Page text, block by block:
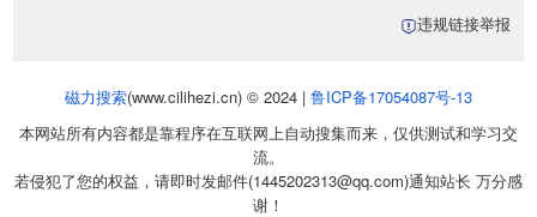
违规链接举报
磁力搜索(www.cilihezi.cn) © 2024 | 鲁ICP备17054087号-13
本网站所有内容都是靠程序在互联网上自动搜集而来，仅供测试和学习交
流。
若侵犯了您的权益，请即时发邮件(1445202313@qq.com)通知站长 万分感
谢！